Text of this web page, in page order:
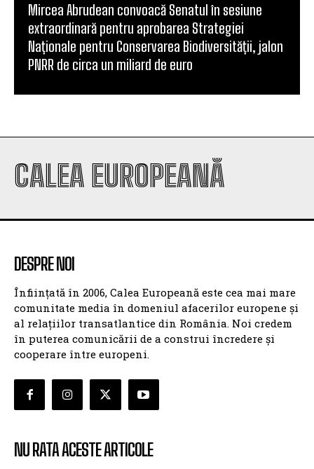
Mircea Abrudean convoacă Senatul în sesiune
extraordinară pentru aprobarea Strategiei
Naționale pentru Conservarea Biodiversității, jalon
PNRR de circa un miliard de euro
CALEA EUROPEANĂ
DESPRE NOI
Înființată în 2006, Calea Europeană este cea mai mare
comunitate media în domeniul afacerilor europene și
al relațiilor transatlantice din România. Noi credem
în puterea comunicării de a construi încredere și
cooperare între europeni.
NU RATA ACESTE ARTICOLE